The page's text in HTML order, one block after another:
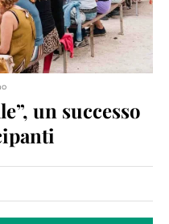
un successo